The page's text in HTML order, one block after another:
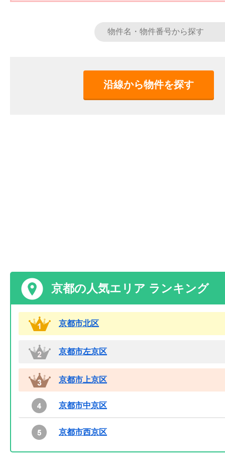
沿線から物件を探す
京都の人気エリア ランキング
京都市北区
京都市左京区
京都市上京区
京都市中京区
京都市西京区